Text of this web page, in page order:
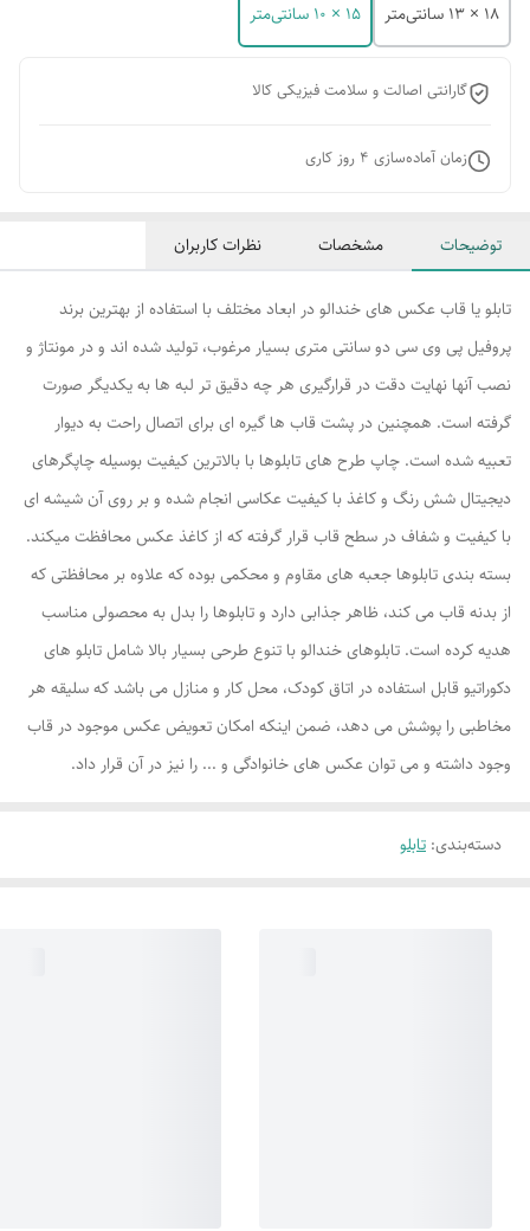
18 × 13 سانتی‌متر 15 × 10 سانتی‌متر
گارانتی اصالت و سلامت فیزیکی کالا
زمان آماده‌سازی 4 روز کاری
توضیحات مشخصات نظرات کاربران
تابلو یا قاب عکس های خندالو در ابعاد مختلف با استفاده از بهترین برند
پروفیل پی وی سی دو سانتی متری بسیار مرغوب، تولید شده اند و در مونتاژ و
نصب آنها نهایت دقت در قرارگیری هر چه دقیق تر لبه ها به یکدیگر صورت
گرفته است. همچنین در پشت قاب ها گیره ای برای اتصال راحت به دیوار
تعبیه شده است. چاپ طرح های تابلوها با بالاترین کیفیت بوسیله چاپگرهای
دیجیتال شش رنگ و کاغذ با کیفیت عکاسی انجام شده و بر روی آن شیشه ای
با کیفیت و شفاف در سطح قاب قرار گرفته که از کاغذ عکس محافظت میکند.
بسته بندی تابلوها جعبه های مقاوم و محکمی بوده که علاوه بر محافظتی که
از بدنه قاب می کند، ظاهر جذابی دارد و تابلوها را بدل به محصولی مناسب
هدیه کرده است. تابلوهای خندالو با تنوع طرحی بسیار بالا شامل تابلو های
دکوراتیو قابل استفاده در اتاق کودک، محل کار و منازل می باشد که سلیقه هر
مخاطبی را پوشش می دهد، ضمن اینکه امکان تعویض عکس موجود در قاب
وجود داشته و می توان عکس های خانوادگی و ... را نیز در آن قرار داد.
دسته‌بندی: تابلو